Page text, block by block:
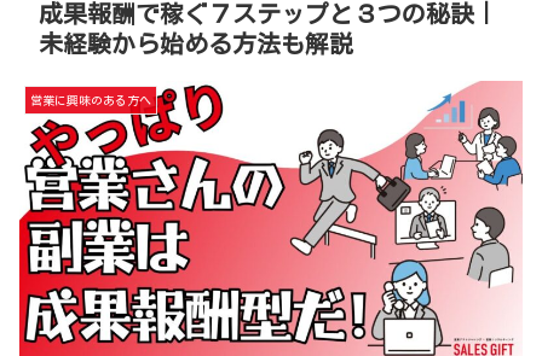
成果報酬で稼ぐ７ステップと３つの秘訣｜
未経験から始める方法も解説
営業に興味のある方へ